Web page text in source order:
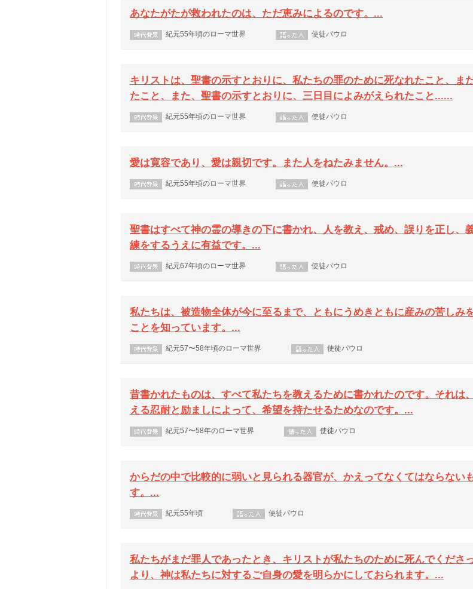
あなたがたが救われたのは、ただ恵みによるのです。...
紀元55年頃のローマ世界 使徒パウロ
キリストは、聖書の示すとおりに、私たちの罪のために死なれたこと、ま
たこと、また、聖書の示すとおりに、三日目によみがえられたこと......
紀元55年頃のローマ世界 使徒パウロ
愛は寛容であり、愛は親切です。また人をねたみません。...
紀元55年頃のローマ世界 使徒パウロ
聖書はすべて神の霊の導きの下に書かれ、人を教え、戒め、誤りを正し、
練をするうえに有益です。...
紀元67年頃のローマ世界 使徒パウロ
私たちは、被造物全体が今に至るまで、ともにうめきともに産みの苦しみ
ことを知っています。...
紀元57〜58年頃のローマ世界 使徒パウロ
昔書かれたものは、すべて私たちを教えるために書かれたのです。それは
える忍耐と励ましによって、希望を持たせるためなのです。...
紀元57〜58年のローマ世界 使徒パウロ
からだの中で比較的に弱いと見られる器官が、かえってなくてはならない
す。...
紀元55年頃 使徒パウロ
私たちがまだ罪人であったとき、キリストが私たちのために死んでくださ
より、神は私たちに対するご自身の愛を明らかにしておられます。...